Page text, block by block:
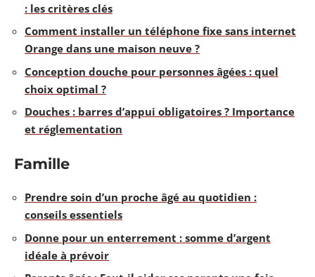
: les critères clés
Comment installer un téléphone fixe sans internet
Orange dans une maison neuve ?
Conception douche pour personnes âgées : quel
choix optimal ?
Douches : barres d’appui obligatoires ? Importance
et réglementation
Famille
Prendre soin d’un proche âgé au quotidien :
conseils essentiels
Donne pour un enterrement : somme d’argent
idéale à prévoir